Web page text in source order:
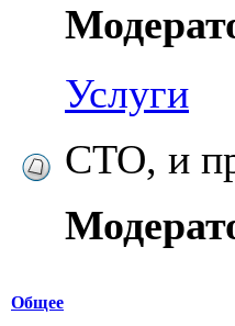
Услуги
СТО, и
Общее